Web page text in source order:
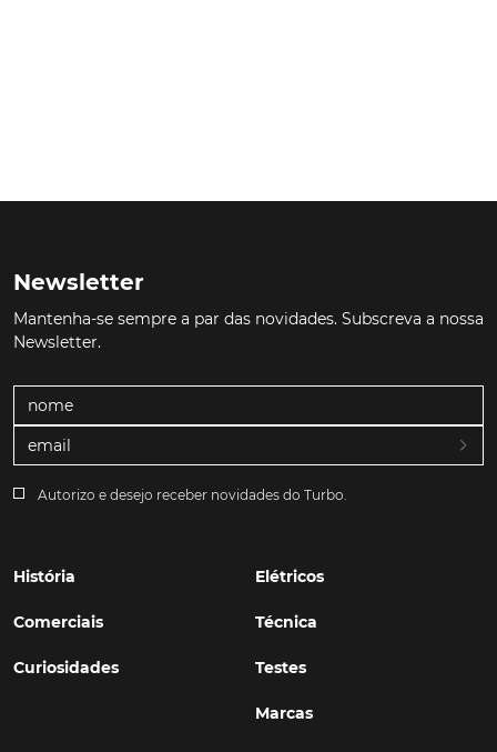
Newsletter
Mantenha-se sempre a par das novidades. Subscreva a nossa
Newsletter.
Autorizo e desejo receber novidades do Turbo.
História
Comerciais
Curiosidades
Elétricos
Técnica
Testes
Marcas